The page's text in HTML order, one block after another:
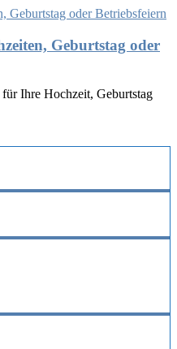
Geburtstag oder
Ihre Hochzeit, Geburtstag